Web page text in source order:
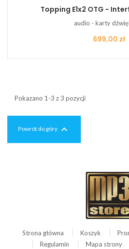
Topping E1x2 OTG -
audio - karty
Cena
699,00 zł
Pokazano 1-3 z 3 pozycji
Powrót do góry 
Strona główna Koszyk
Regulamin
Mapa strony